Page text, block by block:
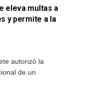
eleva multas a
y permite a la
autorizó la
de un